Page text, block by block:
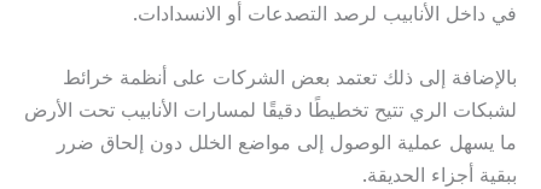
في داخل الأنابيب لرصد التصدعات أو الانسدادات.
بالإضافة إلى ذلك تعتمد بعض الشركات على أنظمة خرائط
لشبكات الري تتيح تخطيطًا دقيقًا لمسارات الأنابيب تحت الأرض
ما يسهل عملية الوصول إلى مواضع الخلل دون إلحاق ضرر
ببقية أجزاء الحديقة.